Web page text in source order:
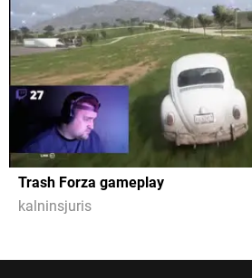
Trash Forza gameplay
kalninsjuris